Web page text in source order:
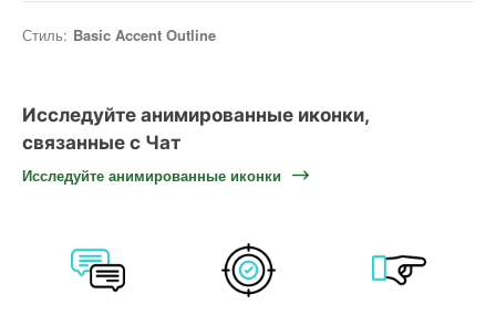
Стиль: Basic Accent Outline
Исследуйте анимированные иконки,
связанные с Чат
Исследуйте анимированные иконки